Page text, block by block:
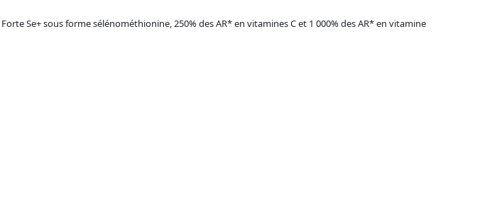
Forte Se+ sous forme sélénométhionine, 250% des AR* en vitamines C et 1 000% des AR* en vitamine